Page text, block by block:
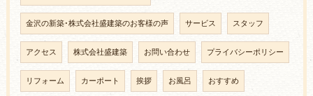
金沢の新築･株式会社盛建築のお客様の声 サービス スタッフ
アクセス 株式会社盛建築 お問い合わせ プライバシーポリシー
リフォーム カーポート 挨拶 お風呂 おすすめ